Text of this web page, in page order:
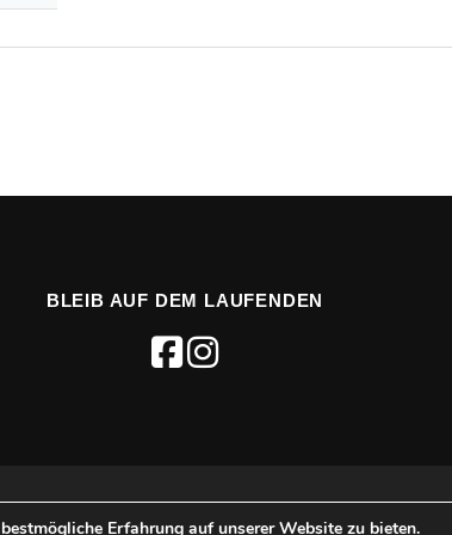
BLEIB AUF DEM LAUFENDEN
Studierendenorganisation e.V.–OnePress
Erfahrung auf unserer Website zu bieten.